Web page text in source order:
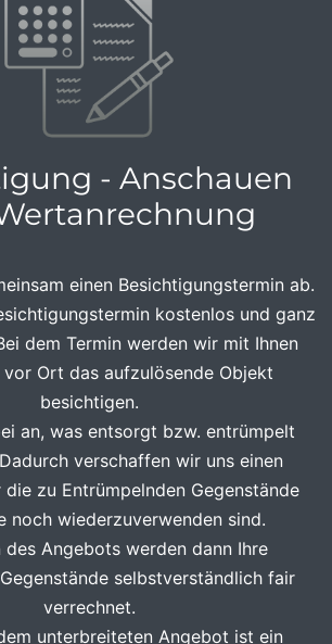
- Anschauen
einen Besichtigungstermin ab.
kostenlos und ganz
dem Termin werden wir mit Ihnen
vor Ort das aufzulösende Objekt
besichtigen.
an, was entsorgt bzw. entrümpelt
verschaffen wir uns einen
zu Entrümpelnden Gegenstände
noch wiederzuverwenden sind.
des Angebots werden dann Ihre
selbstverständlich fair
verrechnet.
unterbreiteten Angebot ist ein